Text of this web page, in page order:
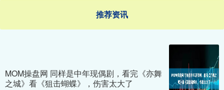
推荐资讯
MOM操盘网 同样是中年现偶剧，看完《亦舞
之城》看《狙击蝴蝶》，伤害太大了